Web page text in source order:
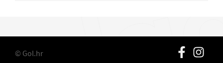
© Gol.hr